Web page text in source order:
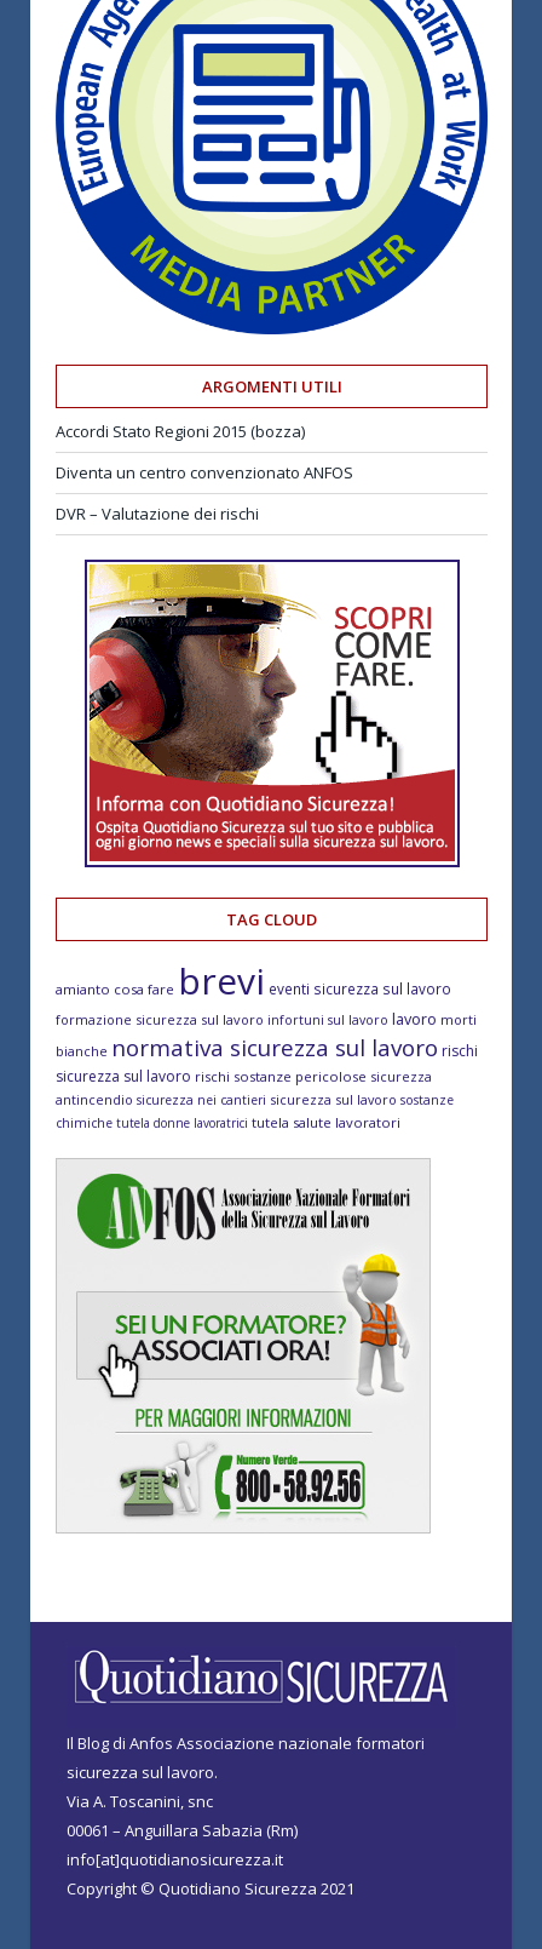
ARGOMENTI UTILI
Accordi Stato Regioni 2015 (bozza)
Diventa un centro convenzionato ANFOS
DVR – Valutazione dei rischi
TAG CLOUD
amianto cosa fare brevi eventi sicurezza sul lavoro
formazione sicurezza sul lavoro infortuni sul lavoro lavoro morti
bianche normativa sicurezza sul lavoro rischi
sicurezza sul lavoro rischi sostanze pericolose sicurezza
antincendio sicurezza nei cantieri sicurezza sul lavoro sostanze
chimiche tutela donne lavoratrici tutela salute lavoratori
Il Blog di Anfos Associazione nazionale formatori
sicurezza sul lavoro.
Via A. Toscanini, snc
00061 – Anguillara Sabazia (Rm)
info[at]quotidianosicurezza.it
Copyright © Quotidiano Sicurezza 2021